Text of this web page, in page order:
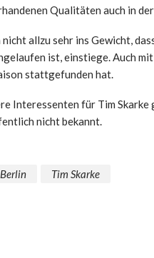
Qualitäten auch in
allzu sehr ins Gewicht,
ist, einstiege. Auch
stattgefunden hat.
Interessenten für Tim
nicht bekannt.
Tim Skarke